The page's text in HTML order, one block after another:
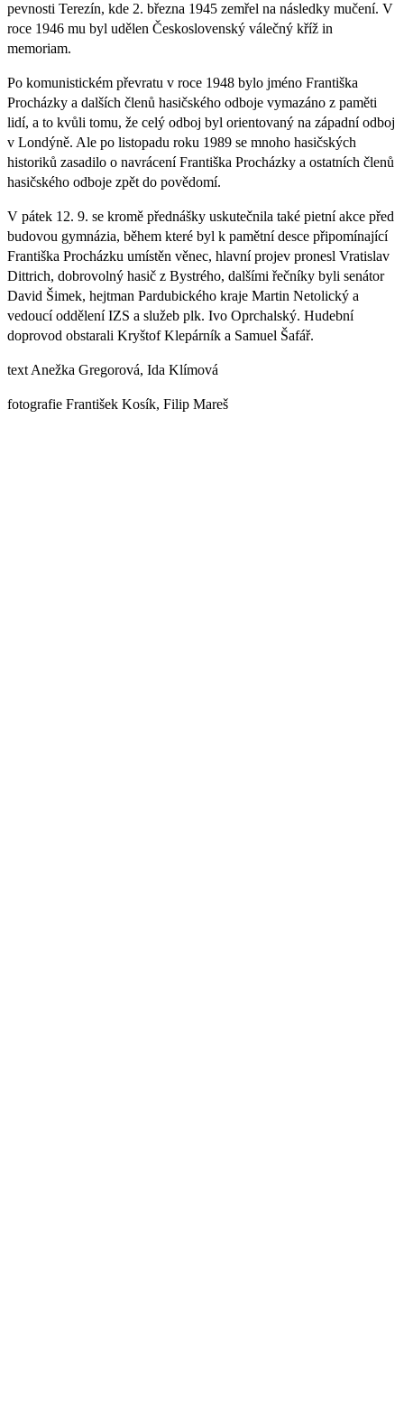
pevnosti Terezín, kde 2. března 1945 zemřel na následky mučení. V
roce 1946 mu byl udělen Československý válečný kříž in
memoriam.
Po komunistickém převratu v roce 1948 bylo jméno Františka
Procházky a dalších členů hasičského odboje vymazáno z paměti
lidí, a to kvůli tomu, že celý odboj byl orientovaný na západní odboj
v Londýně. Ale po listopadu roku 1989 se mnoho hasičských
historiků zasadilo o navrácení Františka Procházky a ostatních členů
hasičského odboje zpět do povědomí.
V pátek 12. 9. se kromě přednášky uskutečnila také pietní akce před
budovou gymnázia, během které byl k pamětní desce připomínající
Františka Procházku umístěn věnec, hlavní projev pronesl Vratislav
Dittrich, dobrovolný hasič z Bystrého, dalšími řečníky byli senátor
David Šimek, hejtman Pardubického kraje Martin Netolický a
vedoucí oddělení IZS a služeb plk. Ivo Oprchalský. Hudební
doprovod obstarali Kryštof Klepárník a Samuel Šafář.
text Anežka Gregorová, Ida Klímová
fotografie František Kosík, Filip Mareš